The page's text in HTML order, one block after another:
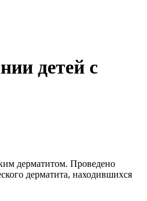
детей с
дерматитом. Проведено
дерматита, находившихся